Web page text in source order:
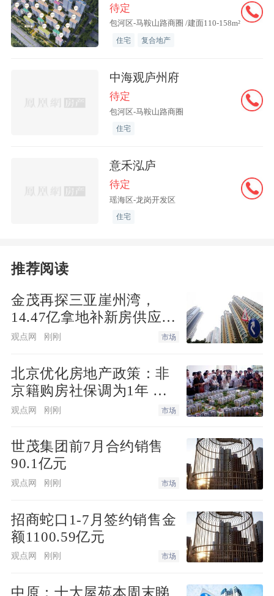
迅雷预估，中国将继续降低存款准备金率
（降准），实施有力度的降息。
根据市场流动性状况，未来还有可能降准
25bp~50bp；同时在利率下行的长期趋势
下，降息的空间依然存在。
预判② 财政+货币，救地产救经济
美国下一任总统是谁仍有悬念，但对华态
“美国无论是特朗普2.0还是拜登2.0（哈里
斯），对中国地产和宏观经济都有冲击，
一方面源于遏制中国经济动能、拖累出口
贸易、影响固定资产投资；一方面经济波
融风险。”
曾在多家券商担任分析师的专家王嵩认
为，中国的核心应对策略是“财政+货
币”联动，财政赤字货币化。
“就是我们之前多次强调的——救地产救
经济。”
王嵩指出，过往3年，很多地产刺激政
体经济存在流动性陷阱和“缩表倾向”，叠
待定
包河区-马鞍山路商圈 /建面110-158m²
住宅 复合地产
中海观庐州府
待定
包河区-马鞍山路商圈
住宅
意禾泓庐
待定
瑶海区-龙岗开发区
住宅
推荐阅读
金茂再探三亚崖州湾，
14.47亿拿地补新房供应缺
口
观点网 刚刚 市场
北京优化房地产政策：非
京籍购房社保调为1年 公
积金最高可贷340万元
观点网 刚刚 市场
世茂集团前7月合约销售
90.1亿元
观点网 刚刚 市场
招商蛇口1-7月签约销售金
额1100.59亿元
观点网 刚刚 市场
中原：十大屋苑本周末睇